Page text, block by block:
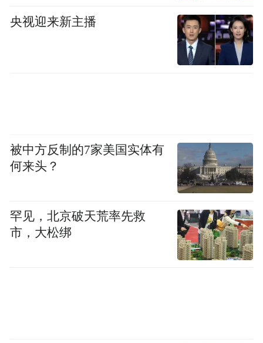
央视迎来新主播
被中方反制的7家美国实体有
何来头？
罕见，北京破天荒率先救
市，大松绑